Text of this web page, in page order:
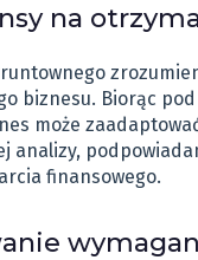
na
biznesu. Biorąc
może
analizy,
finansowego.